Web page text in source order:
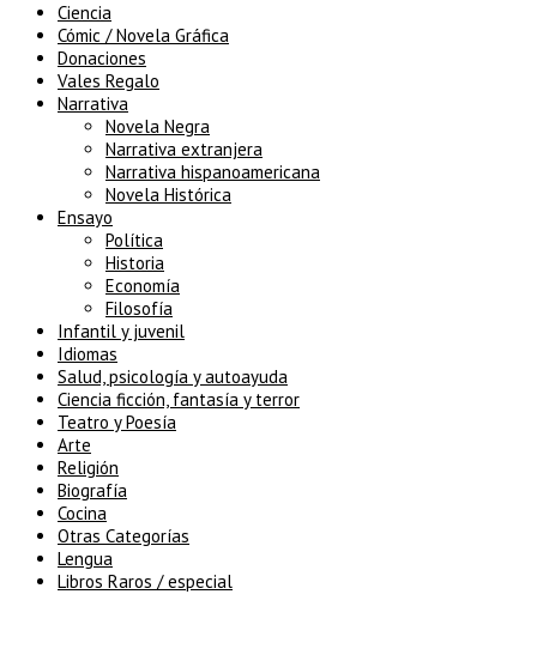
Ciencia
Cómic / Novela Gráfica
Donaciones
Vales Regalo
Narrativa
Novela Negra
Narrativa extranjera
Narrativa hispanoamericana
Novela Histórica
Ensayo
Política
Historia
Economía
Filosofía
Infantil y juvenil
Idiomas
Salud, psicología y autoayuda
Ciencia ficción, fantasía y terror
Teatro y Poesía
Arte
Religión
Biografía
Cocina
Otras Categorías
Lengua
Libros Raros / especial